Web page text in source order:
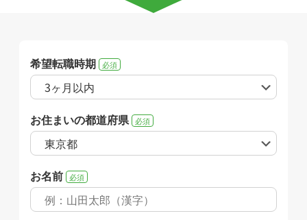
希望転職時期 必須
お住まいの都道府県 必須
お名前 必須